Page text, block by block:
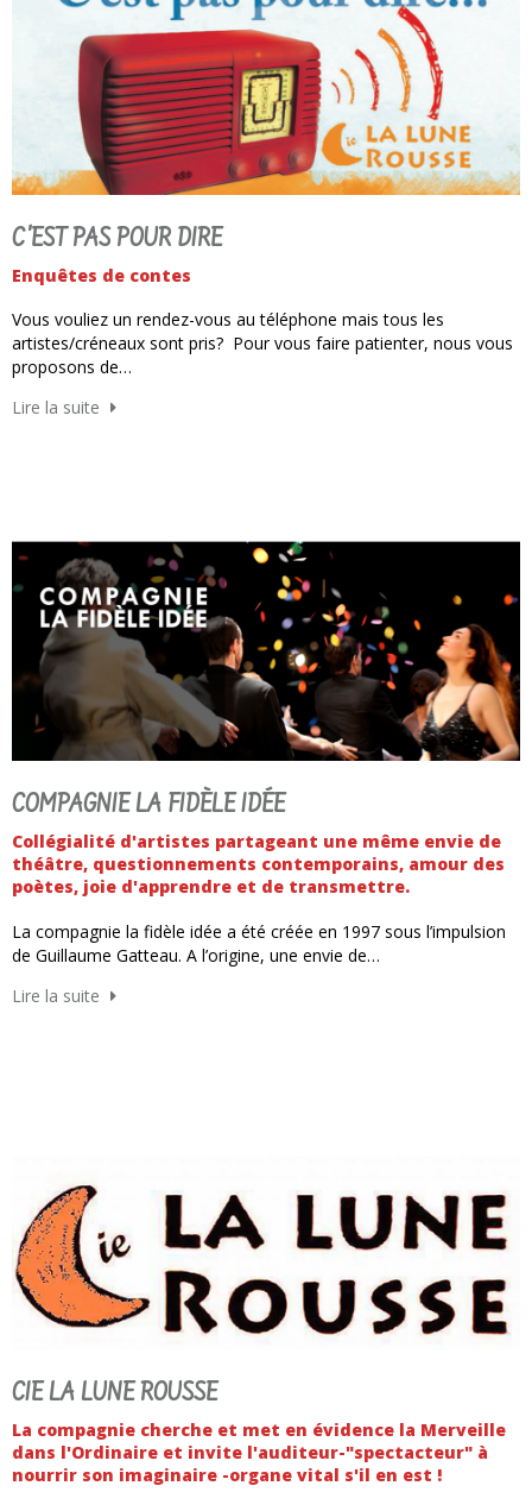
C'EST PAS POUR DIRE
Enquêtes de contes
Vous vouliez un rendez-vous au téléphone mais tous les
artistes/créneaux sont pris? Pour vous faire patienter, nous vous
proposons de…
Lire la suite
COMPAGNIE LA FIDÈLE IDÉE
Collégialité d'artistes partageant une même envie de
théâtre, questionnements contemporains, amour des
poètes, joie d'apprendre et de transmettre.
La compagnie la fidèle idée a été créée en 1997 sous l’impulsion
de Guillaume Gatteau. A l’origine, une envie de…
Lire la suite
CIE LA LUNE ROUSSE
La compagnie cherche et met en évidence la Merveille
dans l'Ordinaire et invite l'auditeur-"spectacteur" à
nourrir son imaginaire -organe vital s'il en est !